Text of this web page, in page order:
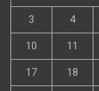
3 4
10 11
17 18